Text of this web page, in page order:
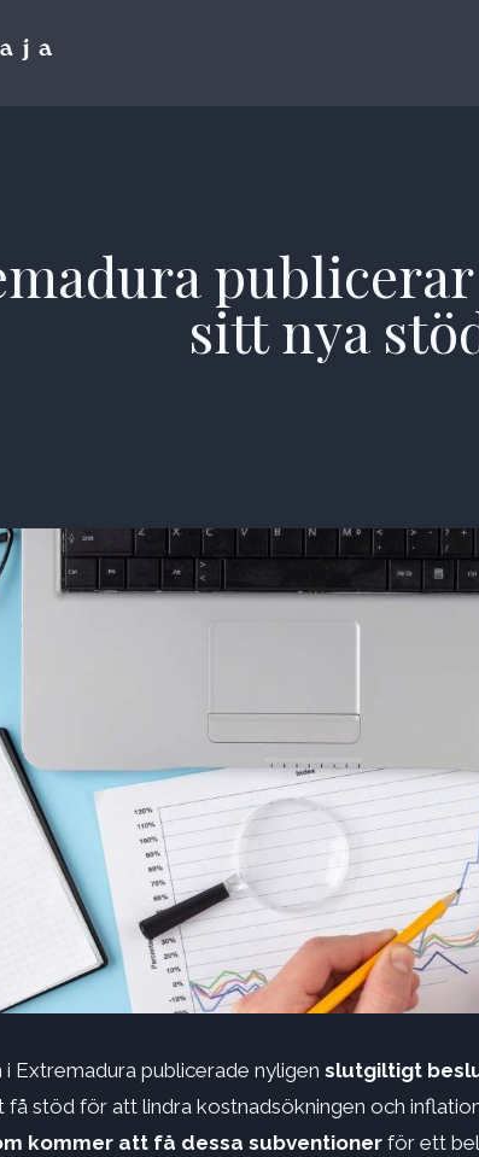
sitt nya
i Extremadura publicerade nyligen slutgiltigt
stöd för att lindra kostnadsökningen och
kommer att få dessa subventioner för ett